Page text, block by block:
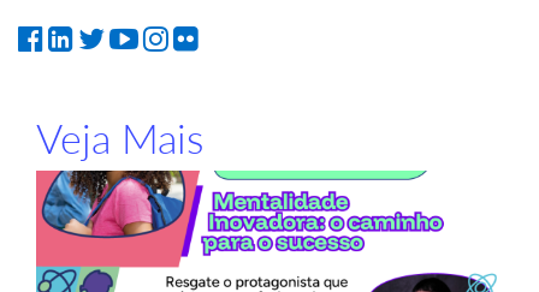
Veja Mais